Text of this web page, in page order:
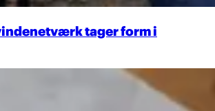
tager form i